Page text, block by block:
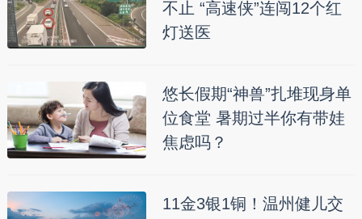
不止 “高速侠”连闯12个红
灯送医
悠长假期“神兽”扎堆现身单
位食堂 暑期过半你有带娃
焦虑吗？
11金3银1铜！温州健儿交